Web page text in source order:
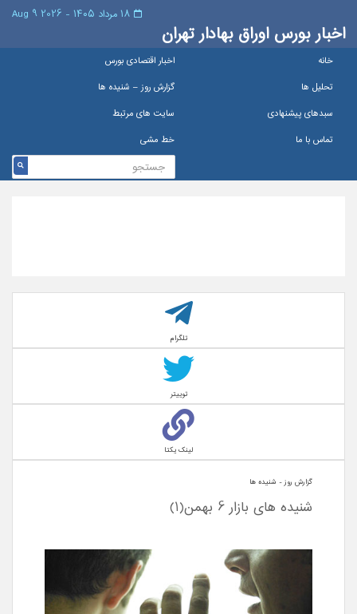
اخبار بورس اوراق بهادار تهران
خانه
اخبار اقتصادی بورس
تحلیل ها
گزارش روز – شنيده ها
سبدهای پیشنهادی
سایت های مرتبط
تماس با ما
خط مشی
تلگرام
توییتر
لینک یکتا
گزارش روز - شنيده ها
شنیده های بازار 6 بهمن(1)